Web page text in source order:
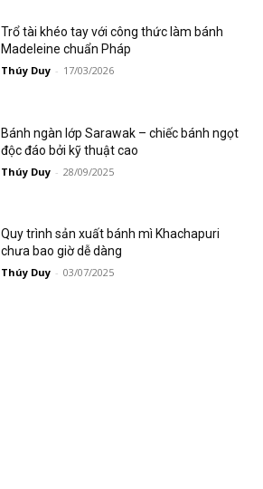
Trổ tài khéo tay với công thức làm bánh
Madeleine chuẩn Pháp
Thúy Duy - 17/03/2026
Bánh ngàn lớp Sarawak – chiếc bánh ngọt
độc đáo bởi kỹ thuật cao
Thúy Duy - 28/09/2025
Quy trình sản xuất bánh mì Khachapuri
chưa bao giờ dễ dàng
Thúy Duy - 03/07/2025